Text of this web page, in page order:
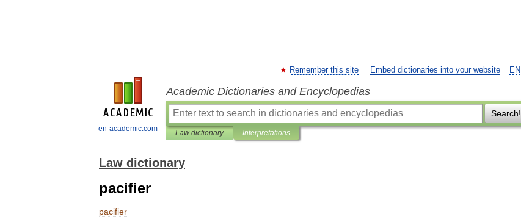
en-academic.com
EN
Remember this site Embed dictionaries into your website
Academic Dictionaries and Encyclopedias
Search!
Law dictionary Interpretations
Law dictionary
pacifier
pacifier